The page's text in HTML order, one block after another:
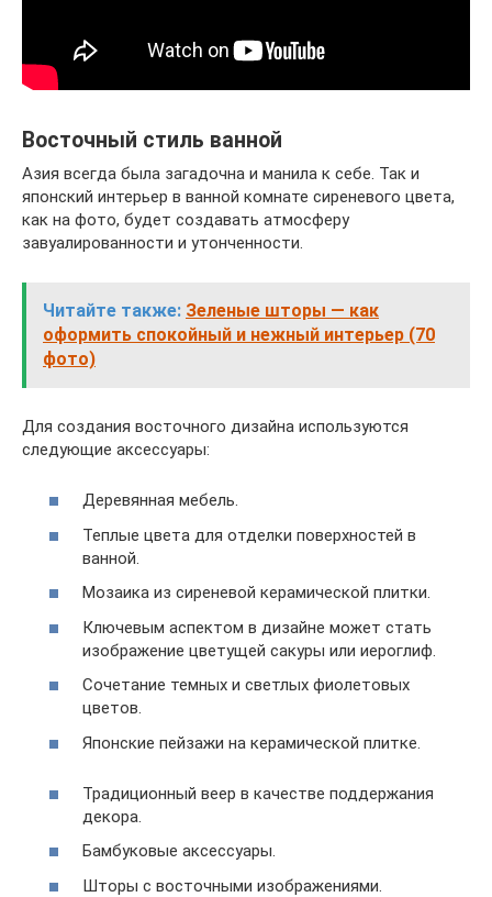
Восточный стиль ванной
Азия всегда была загадочна и манила к себе. Так и
японский интерьер в ванной комнате сиреневого цвета,
как на фото, будет создавать атмосферу
завуалированности и утонченности.
Читайте также: Зеленые шторы — как
оформить спокойный и нежный интерьер (70
фото)
Для создания восточного дизайна используются
следующие аксессуары:
Деревянная мебель.
Теплые цвета для отделки поверхностей в
ванной.
Мозаика из сиреневой керамической плитки.
Ключевым аспектом в дизайне может стать
изображение цветущей сакуры или иероглиф.
Сочетание темных и светлых фиолетовых
цветов.
Японские пейзажи на керамической плитке.
Традиционный веер в качестве поддержания
декора.
Бамбуковые аксессуары.
Шторы с восточными изображениями.